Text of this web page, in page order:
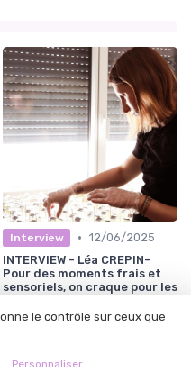
Interview • 12/06/2025
INTERVIEW - Léa CREPIN-
Pour des moments frais et
sensoriels, on craque pour les
des bougies de léa
le contrôle sur ceux que
Personnaliser